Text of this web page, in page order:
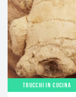
TRUCCHI IN CUCINA